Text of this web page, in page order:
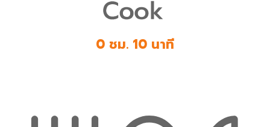
0 ชม. 10 นาที